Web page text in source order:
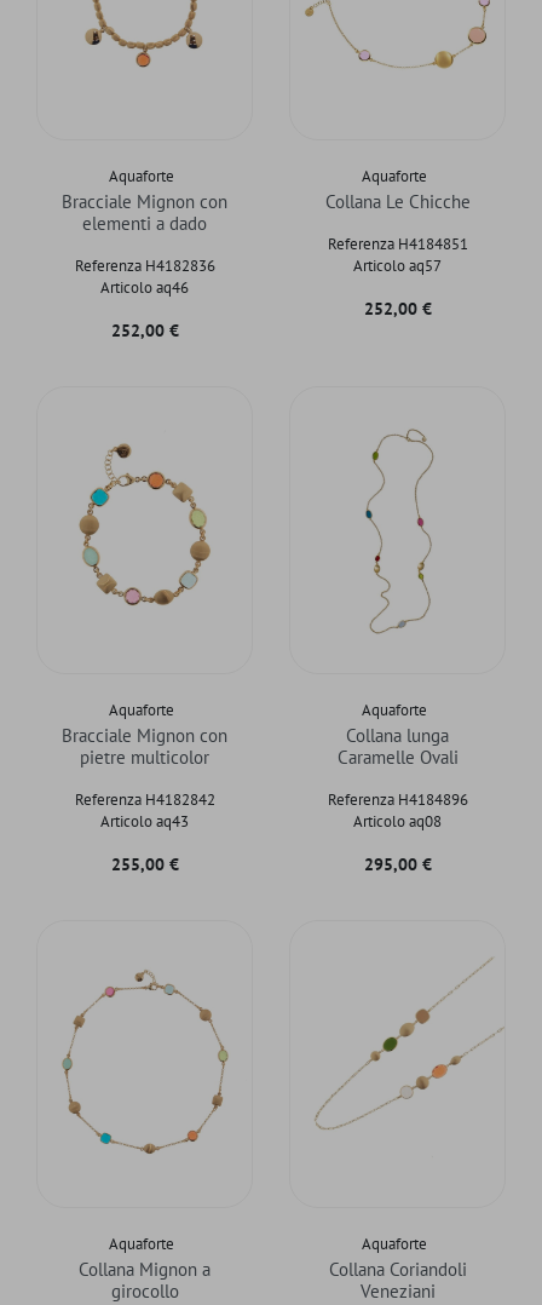
Aquaforte
Bracciale Mignon con
elementi a dado
Referenza H4182836
Articolo aq46
Prezzo
252,00 €
Aquaforte
Collana Le Chicche
Referenza H4184851
Articolo aq57
Prezzo
252,00 €
Aquaforte
Bracciale Mignon con
pietre multicolor
Referenza H4182842
Articolo aq43
Prezzo
255,00 €
Aquaforte
Collana lunga
Caramelle Ovali
Referenza H4184896
Articolo aq08
Prezzo
295,00 €
Aquaforte
Collana Mignon a
girocollo
Aquaforte
Collana Coriandoli
Veneziani